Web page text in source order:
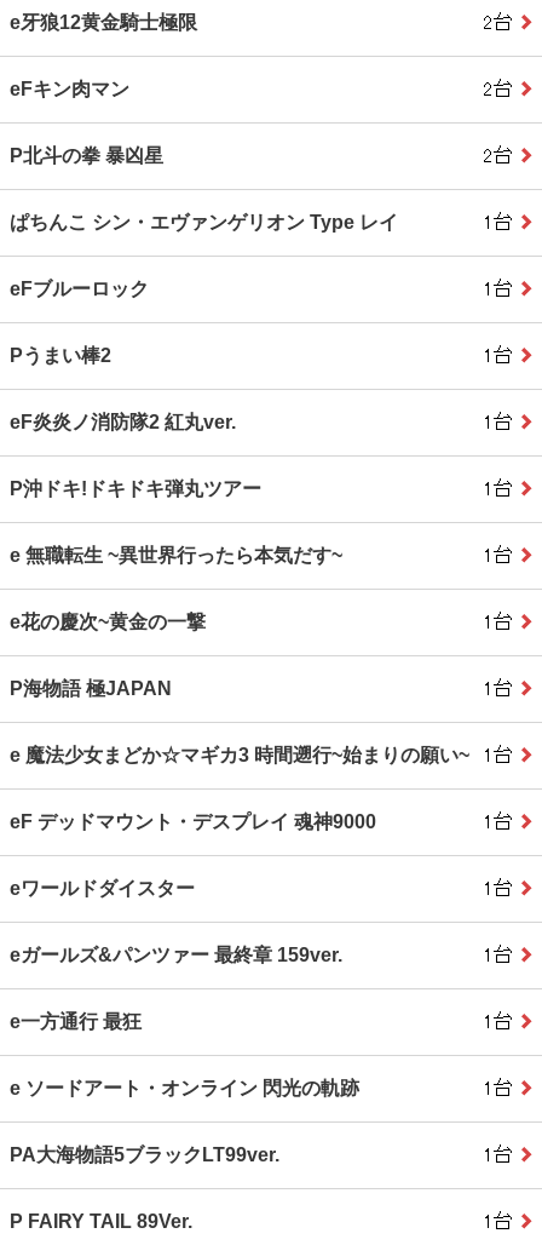
e牙狼12黄金騎士極限
eFキン肉マン
P北斗の拳 暴凶星
ぱちんこ シン・エヴァンゲリオン Type レイ
eFブルーロック
Pうまい棒2
eF炎炎ノ消防隊2 紅丸ver.
P沖ドキ!ドキドキ弾丸ツアー
e 無職転生 ~異世界行ったら本気だす~
e花の慶次~黄金の一撃
P海物語 極JAPAN
e 魔法少女まどか☆マギカ3 時間遡行~始まりの願い~
eF デッドマウント・デスプレイ 魂神9000
eワールドダイスター
eガールズ&パンツァー 最終章 159ver.
e一方通行 最狂
e ソードアート・オンライン 閃光の軌跡
PA大海物語5ブラックLT99ver.
P FAIRY TAIL 89Ver.